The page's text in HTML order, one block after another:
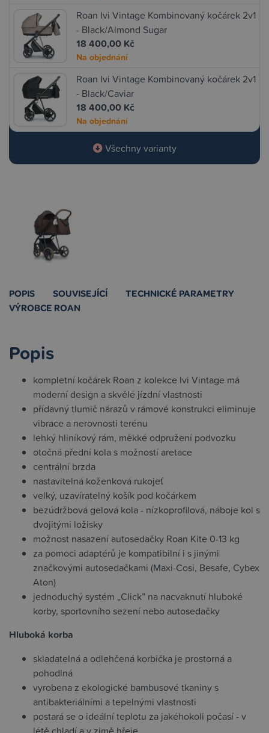
Roan Ivi Vintage Kombinovaný kočárek 2v1
- Black/Almond Sugar
18 400,00 Kč
Na objednání
Roan Ivi Vintage Kombinovaný kočárek 2v1
- Black/Caviar
18 400,00 Kč
Na objednání
Všechny varianty
POPIS SOUVISEJÍCÍ
TECHNICKÉ PARAMETRY
VÝROBCE ROAN
Popis
kompletní kočárek Roan z kolekce Ivi Vintage má
moderní design a skvělé jízdní vlastnosti
přídavný tlumič nárazů v rámové konstrukci eliminuje
vibrace a nerovnosti terénu
lehký hliníkový rám, měkké odpružení podvozku
otočná přední kola s možností aretace
centrální brzda
nastavitelná koženková rukojeť
velký, uzavíratelný košík pod kočárkem
bezúdržbová gelová kola - nízkoprofilová, náboje kol s
dvojitými ložisky
možnost nasazení autosedačky Roan Kite 0-13 kg
za pomoci adaptérů je kompatibilní i s jinými
značkovými autosedačkami (Maxi-Cosi, Besafe, Cybex
Aton)
jednoduchý systém „Click” na nacvaknutí hluboké
korby, sportovního sezení nebo autosedačky
Hluboká korba
skladatelná a odlehčená korbička je prostorná a
pohodlná
vyrobena z ekologické bambusové tkaniny s
antibakteriálními a tepelnými vlastnosti
postará se o ideální teplotu za jakéhokoli počasí - v